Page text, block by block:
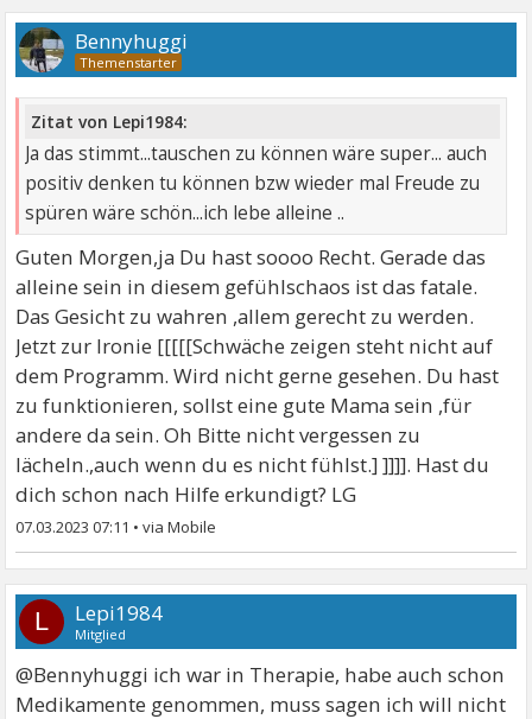
Bennyhuggi
Zitat von Lepi1984:
Ja das stimmt...tauschen zu können wäre super... auch
positiv denken tu können bzw wieder mal Freude zu
spüren wäre schön...ich lebe alleine ..
Guten Morgen,ja Du hast soooo Recht. Gerade das
alleine sein in diesem gefühlschaos ist das fatale.
Das Gesicht zu wahren ,allem gerecht zu werden.
Jetzt zur Ironie [[[[[Schwäche zeigen steht nicht auf
dem Programm. Wird nicht gerne gesehen. Du hast
zu funktionieren, sollst eine gute Mama sein ,für
andere da sein. Oh Bitte nicht vergessen zu
lächeln.,auch wenn du es nicht fühlst.] ]]]]. Hast du
dich schon nach Hilfe erkundigt? LG
07.03.2023 07:11 •
L Lepi1984
Mitglied
@Bennyhuggi ich war in Therapie, habe auch schon
Medikamente genommen, muss sagen ich will nicht